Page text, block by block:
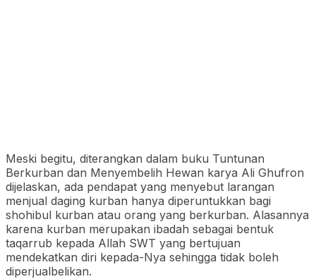
Meski begitu, diterangkan dalam buku Tuntunan
Berkurban dan Menyembelih Hewan karya Ali Ghufron
dijelaskan, ada pendapat yang menyebut larangan
menjual daging kurban hanya diperuntukkan bagi
shohibul kurban atau orang yang berkurban. Alasannya
karena kurban merupakan ibadah sebagai bentuk
taqarrub kepada Allah SWT yang bertujuan
mendekatkan diri kepada-Nya sehingga tidak boleh
diperjualbelikan.